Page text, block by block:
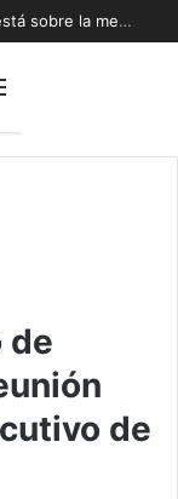
Biministro Daniel Mas: “La oportunidad está sobre la mesa y tenemos que aprovecharla”
de
de